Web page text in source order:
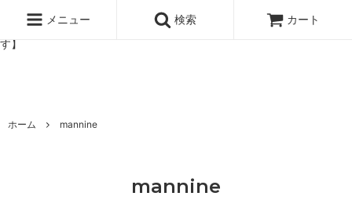
ッタのオンラインストア【アラビア,クイストゴーなどの北欧ヴィンテ
ージ食器,雅峰窯やソルテグラスジュエリーなどの作家の作品が並びま
す】
メニュー 検索 カート
ホーム mannine
mannine